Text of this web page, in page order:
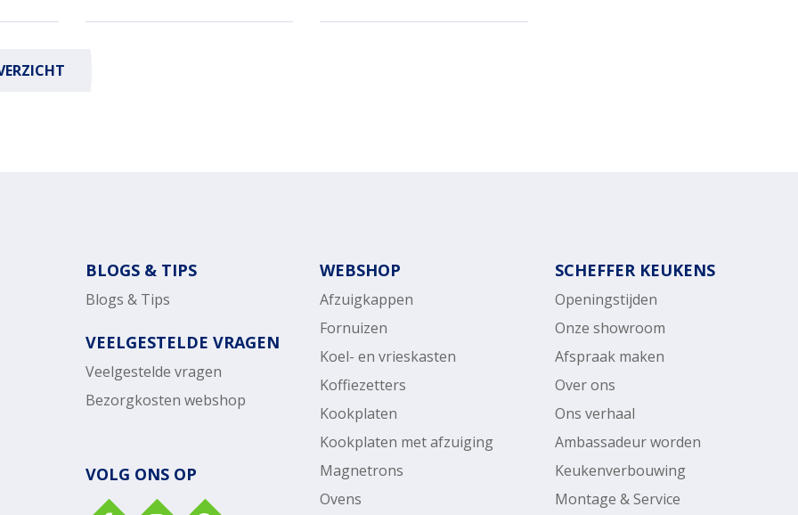
BLOGS & TIPS
Blogs & Tips
VEELGESTELDE VRAGEN
Veelgestelde vragen
Bezorgkosten webshop
VOLG ONS OP
WEBSHOP
Afzuigkappen
Fornuizen
Koel- en vrieskasten
Koffiezetters
Kookplaten
Kookplaten met afzuiging
Magnetrons
Ovens
SCHEFFER KEUKENS
Openingstijden
Onze showroom
Afspraak maken
Over ons
Ons verhaal
Ambassadeur worden
Keukenverbouwing
Montage & Service